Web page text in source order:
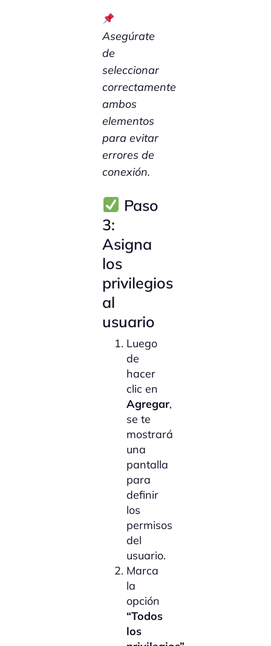
Asegúrate
de
seleccionar
correctamente
ambos
elementos
para evitar
errores de
conexión.
Paso
3:
Asigna
los
privilegios
al
usuario
Luego
de
hacer
clic en
Agregar,
se te
mostrará
una
pantalla
para
definir
los
permisos
del
usuario.
Marca
la
opción
“Todos
los